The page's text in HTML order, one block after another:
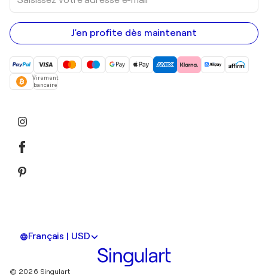
votre
adresse
e-
mail
J'en profite dès maintenant
Virement
bancaire
Français | USD
© 2026 Singulart